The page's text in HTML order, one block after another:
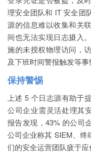
理安全团队和 IT 安全团
源的信息难以收集和关
间也无法实现日志摄入
施的未授权物理访问，
及下班时间警报触发等事
保持警惕
上述 5 个日志源有助于
公司企业需灵活处理其
报告发现，43% 的公司
公司企业称其 SIEM、终
们的安全运营团队疲于应